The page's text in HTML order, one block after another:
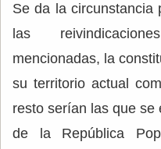
Se da la circunstancia
las
mencionadas, la
su territorio actual
resto serían las que se
de la República